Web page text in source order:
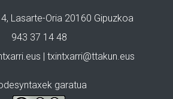
Lasarte-Oria 20160 Gipuzkoa
943 37 14 48
| txintxarri@ttakun.eus
garatua